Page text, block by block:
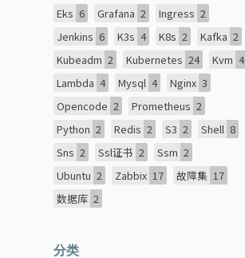
Eks 6 Grafana 2 Ingress 2
Jenkins 6 K3s 4 K8s 2 Kafka 2
Kubeadm 2 Kubernetes 24 Kvm 4
Lambda 4 Mysql 4 Nginx 3
Opencode 2 Prometheus 2
Python 2 Redis 2 S3 2 Shell 8
Sns 2 Ssl证书 2 Ssm 2
Ubuntu 2 Zabbix 17 故障集 17
数据库 2
分类